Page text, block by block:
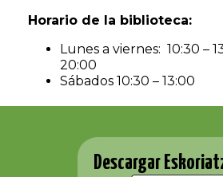
Horario de la biblioteca:
Lunes a viernes: 10:30 –
20:00
Sábados 10:30 – 13:00
Descargar